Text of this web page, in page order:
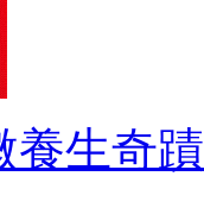
養生奇